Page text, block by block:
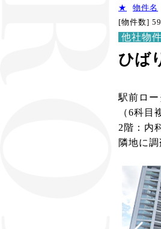
★
物件名
[物件数]
他社物
ひば
駅前ロ
（6科目
2階：内
隣地に調